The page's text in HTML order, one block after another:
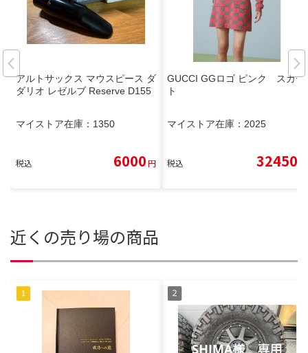
アルトサックス マウスピース ダ
ダリオ レゼルブ Reserve D155
マイストア在庫： 1350
税込 6000円
GUCCI GGロゴ ピンク スカー
ト
マイストア在庫： 2025
税込 32450
近くの売り場の商品